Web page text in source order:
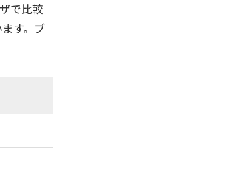
で比較
す。ブ